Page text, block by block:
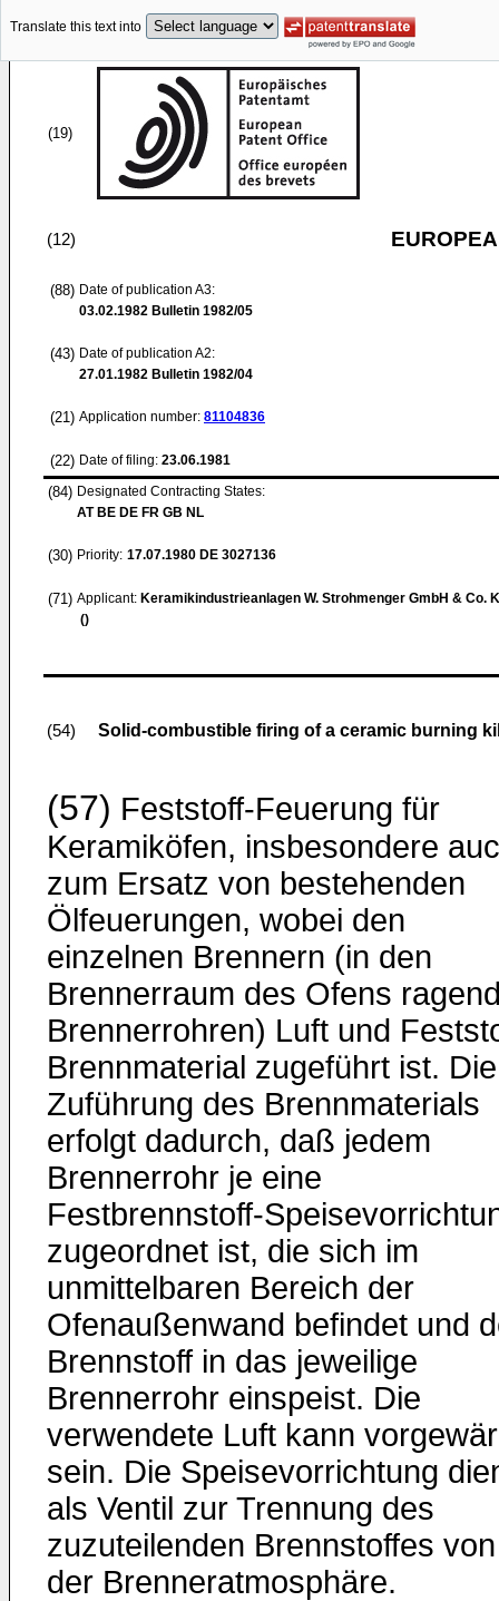
Translate this text into
(19)
(12)
(88) Date of publication A3:
03.02.1982 Bulletin 1982/05
(43) Date of publication A2:
27.01.1982 Bulletin 1982/04
(21) Application number: 81104836
(22) Date of filing: 23.06.1981
(84) Designated Contracting States:
AT BE DE FR GB NL
(30) Priority: 17.07.1980 DE 3027136
(71) Applicant: Keramikindustrieanlagen W. Strohmenger GmbH & Co.
()
(54) Solid-combustible firing of a ceramic burning
(57) Feststoff-Feuerung für
Keramiköfen, insbesondere
zum Ersatz von bestehenden
Ölfeuerungen, wobei den
einzelnen Brennern (in den
Brennerraum des Ofens
Brennerrohren) Luft und
Brennmaterial zugeführt ist. Die
Zuführung des Brennmaterials
erfolgt dadurch, daß jedem
Brennerrohr je eine
Festbrennstoff-
zugeordnet ist, die sich im
unmittelbaren Bereich der
Ofenaußenwand befindet und
Brennstoff in das jeweilige
Brennerrohr einspeist. Die
verwendete Luft kann
sein. Die Speisevorrichtung
als Ventil zur Trennung des
zuzuteilenden Brennstoffes von
der Brenneratmosphäre.